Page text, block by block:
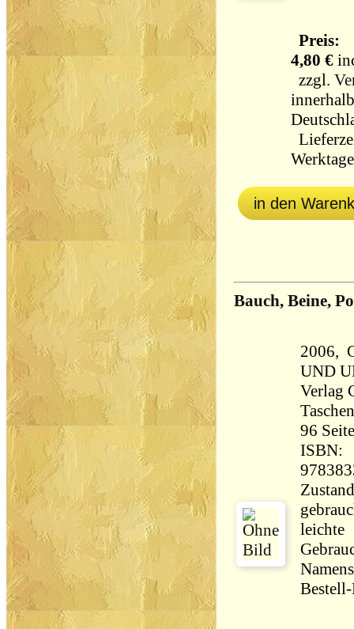
Preis:
4,80 €
zzgl.
innerhalb
in den
Bauch, Beine, Po
2006,
UND
Verlag
96 Seiten
ISBN:
leichte